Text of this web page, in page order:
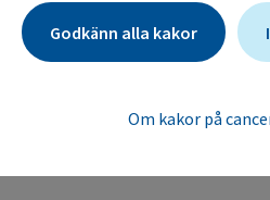
Godkänn alla kakor
Om kakor på